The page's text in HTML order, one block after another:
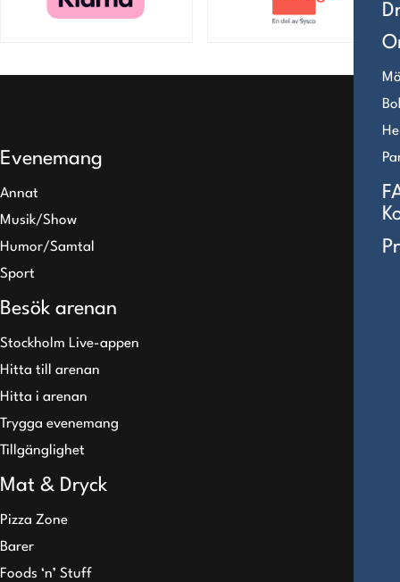
Evenemang
Annat
Musik/Show
Humor/Samtal
Sport
Besök arenan
Stockholm Live-appen
Hitta till arenan
Hitta i arenan
Trygga evenemang
Tillgänglighet
Mat & Dryck
Pizza Zone
Barer
Foods ‘n’ Stuff